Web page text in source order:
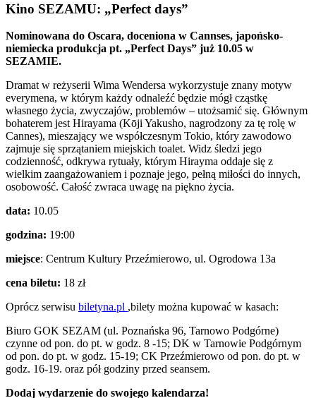
Kino SEZAMU: „Perfect days”
Nominowana do Oscara, doceniona w Cannses, japońsko-
niemiecka produkcja pt. „Perfect Days” już 10.05 w
SEZAMIE.
Dramat w reżyserii Wima Wendersa wykorzystuje znany motyw
everymena, w którym każdy odnaleźć będzie mógł cząstkę
własnego życia, zwyczajów, problemów – utożsamić się. Głównym
bohaterem jest Hirayama (Kōji Yakusho, nagrodzony za tę rolę w
Cannes), mieszający we współczesnym Tokio, który zawodowo
zajmuje się sprzątaniem miejskich toalet. Widz śledzi jego
codzienność, odkrywa rytuały, którym Hirayma oddaje się z
wielkim zaangażowaniem i poznaje jego, pełną miłości do innych,
osobowość. Całość zwraca uwagę na piękno życia.
data: 10.05
godzina: 19:00
miejsce: Centrum Kultury Przeźmierowo, ul. Ogrodowa 13a
cena biletu: 18 zł
Oprócz serwisu biletyna.pl ,bilety można kupować w kasach:
Biuro GOK SEZAM (ul. Poznańska 96, Tarnowo Podgórne)
czynne od pon. do pt. w godz. 8 -15; DK w Tarnowie Podgórnym
od pon. do pt. w godz. 15-19; CK Przeźmierowo od pon. do pt. w
godz. 16-19. oraz pół godziny przed seansem.
Dodaj wydarzenie do swojego kalendarza!